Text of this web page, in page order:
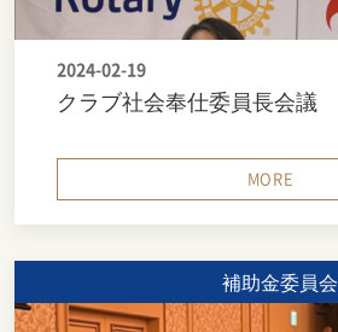
2024-02-19
クラブ社会奉仕委員長会議
MORE
補助金委員会